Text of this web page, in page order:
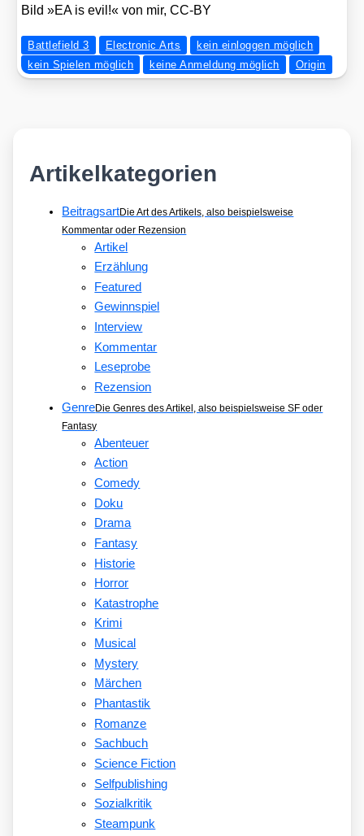
Bild »EA is evil!« von mir, CC-BY
Battlefield 3 Electronic Arts
kein einloggen möglich
kein Spielen möglich
keine Anmeldung möglich Origin
Artikelkategorien
BeitragsartDie Art des Artikels, also beispielsweise
Kommentar oder Rezension
Artikel
Erzählung
Featured
Gewinnspiel
Interview
Kommentar
Leseprobe
Rezension
GenreDie Genres des Artikel, also beispielsweise SF oder
Fantasy
Abenteuer
Action
Comedy
Doku
Drama
Fantasy
Historie
Horror
Katastrophe
Krimi
Musical
Mystery
Märchen
Phantastik
Romanze
Sachbuch
Science Fiction
Selfpublishing
Sozialkritik
Steampunk